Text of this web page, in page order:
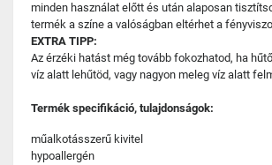
minden használat előtt és után alaposan
termék a színe a valóságban eltérhet a
EXTRA TIPP:
Az érzéki hatást még tovább fokozhatod, ha
víz alatt lehűtöd, vagy nagyon meleg víz alatt
Termék specifikáció, tulajdonságok:
műalkotásszerű kivitel
hypoallergén